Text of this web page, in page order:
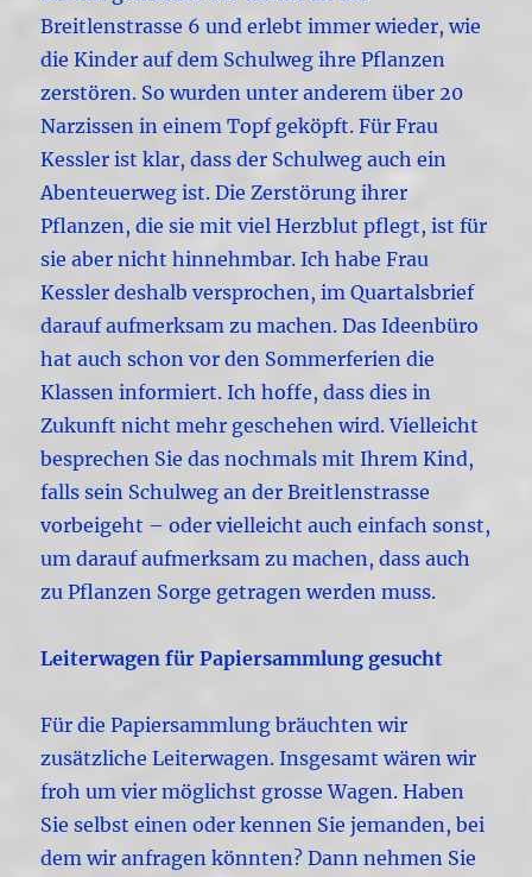
Breitlenstrasse 6 und erlebt immer wieder, wie
die Kinder auf dem Schulweg ihre Pflanzen
zerstören. So wurden unter anderem über 20
Narzissen in einem Topf geköpft. Für Frau
Kessler ist klar, dass der Schulweg auch ein
Abenteuerweg ist. Die Zerstörung ihrer
Pflanzen, die sie mit viel Herzblut pflegt, ist für
sie aber nicht hinnehmbar. Ich habe Frau
Kessler deshalb versprochen, im Quartalsbrief
darauf aufmerksam zu machen. Das Ideenbüro
hat auch schon vor den Sommerferien die
Klassen informiert. Ich hoffe, dass dies in
Zukunft nicht mehr geschehen wird. Vielleicht
besprechen Sie das nochmals mit Ihrem Kind,
falls sein Schulweg an der Breitlenstrasse
vorbeigeht – oder vielleicht auch einfach sonst,
um darauf aufmerksam zu machen, dass auch
zu Pflanzen Sorge getragen werden muss.
Leiterwagen für Papiersammlung gesucht
Für die Papiersammlung bräuchten wir
zusätzliche Leiterwagen. Insgesamt wären wir
froh um vier möglichst grosse Wagen. Haben
Sie selbst einen oder kennen Sie jemanden, bei
dem wir anfragen könnten? Dann nehmen Sie